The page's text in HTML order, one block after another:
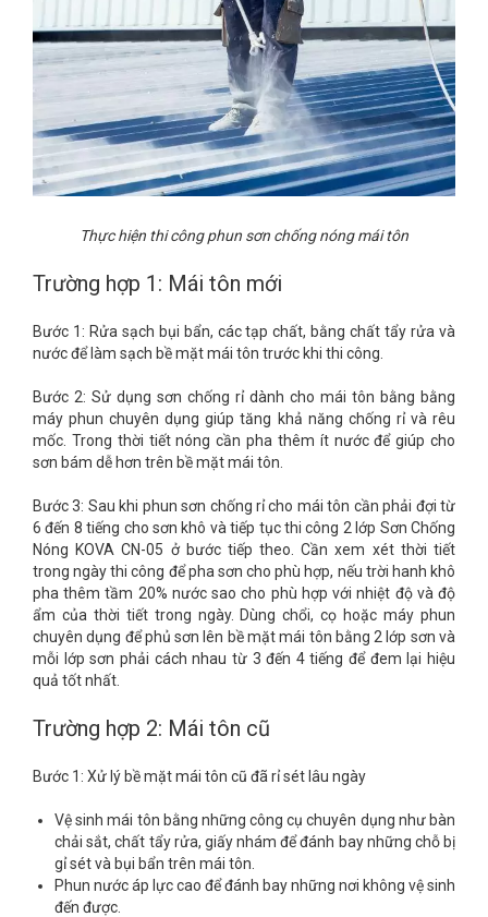
Thực hiện thi công phun sơn chống nóng mái tôn
Trường hợp 1: Mái tôn mới
Bước 1: Rửa sạch bụi bẩn, các tạp chất, bằng chất tẩy rửa và
nước để làm sạch bề mặt mái tôn trước khi thi công.
Bước 2: Sử dụng sơn chống rỉ dành cho mái tôn bằng bằng
máy phun chuyên dụng giúp tăng khả năng chống rỉ và rêu
mốc. Trong thời tiết nóng cần pha thêm ít nước để giúp cho
sơn bám dễ hơn trên bề mặt mái tôn.
Bước 3: Sau khi phun sơn chống rỉ cho mái tôn cần phải đợi từ
6 đến 8 tiếng cho sơn khô và tiếp tục thi công 2 lớp Sơn Chống
Nóng KOVA CN-05 ở bước tiếp theo. Cần xem xét thời tiết
trong ngày thi công để pha sơn cho phù hợp, nếu trời hanh khô
pha thêm tầm 20% nước sao cho phù hợp với nhiệt độ và độ
ẩm của thời tiết trong ngày. Dùng chổi, cọ hoặc máy phun
chuyên dụng để phủ sơn lên bề mặt mái tôn bằng 2 lớp sơn và
mỗi lớp sơn phải cách nhau từ 3 đến 4 tiếng để đem lại hiệu
quả tốt nhất.
Trường hợp 2: Mái tôn cũ
Bước 1: Xử lý bề mặt mái tôn cũ đã rỉ sét lâu ngày
Vệ sinh mái tôn bằng những công cụ chuyên dụng như bàn
chải sắt, chất tẩy rửa, giấy nhám để đánh bay những chỗ bị
gỉ sét và bụi bẩn trên mái tôn.
Phun nước áp lực cao để đánh bay những nơi không vệ sinh
đến được.